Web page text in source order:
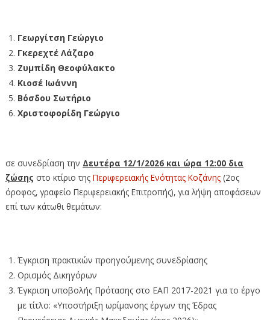
Γεωργίτση Γεώργιο
Γκερεχτέ Λάζαρο
Ζυμπίδη Θεοφύλακτο
Κιοσέ Ιωάννη
Βόσδου Σωτήριο
Χριστοφορίδη Γεώργιο
σε συνεδρίαση την Δευτέρα 12/1/2026 και ώρα 12:00 δια
ζώσης στο κτίριο της Περιφερειακής Ενότητας Κοζάνης(2ος
όροφος, γραφείο Περιφερειακής Επιτροπής), για λήψη αποφάσεων
επί των κάτωθι θεμάτων:
Έγκριση πρακτικών προηγούμενης συνεδρίασης
Ορισμός Δικηγόρων
Έγκριση υποβολής Πρότασης στο ΕΑΠ 2017-2021 για το έργο
με τίτλο: «Υποστήριξη ωρίμανσης έργων της Έδρας